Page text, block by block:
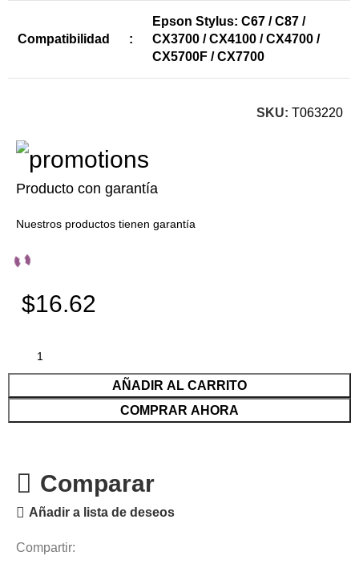
Compatibilidad :
Epson Stylus: C67 / C87 /
CX3700 / CX4100 / CX4700 /
CX5700F / CX7700
SKU: T063220
Producto con garantía
Nuestros productos tienen garantía
$16.62
AÑADIR AL CARRITO
COMPRAR AHORA
Comparar
Añadir a lista de deseos
Compartir: